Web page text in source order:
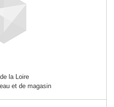
la Loire
et de magasin